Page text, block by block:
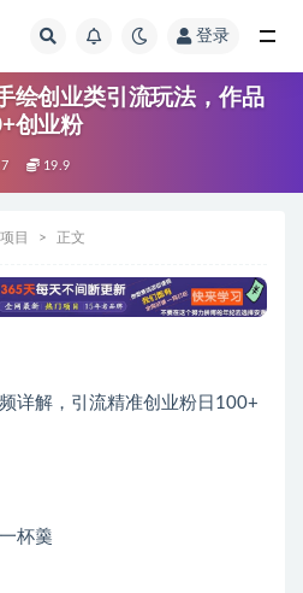
登录
绘创业类引流玩法，作品
创业粉
19.9
目 正文
详解，引流精准创业粉日100+
杯羹